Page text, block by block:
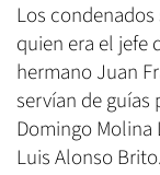
Los condenados
quien era el jefe
hermano Juan
servían de guías
Domingo Molina
Luis Alonso Brito.